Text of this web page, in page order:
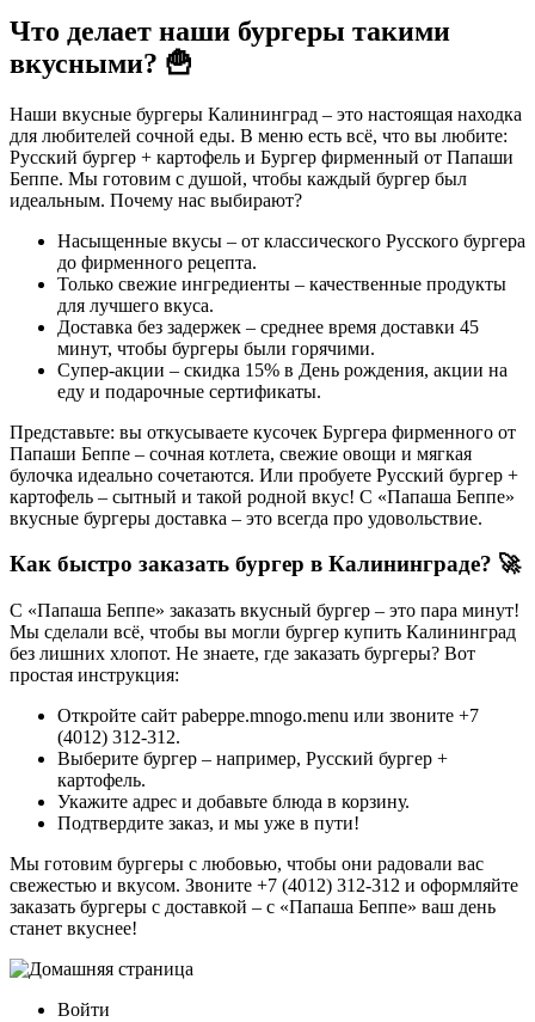
Что делает наши бургеры такими
вкусными? 🍟
Наши вкусные бургеры Калининград – это настоящая находка
для любителей сочной еды. В меню есть всё, что вы любите:
Русский бургер + картофель и Бургер фирменный от Папаши
Беппе. Мы готовим с душой, чтобы каждый бургер был
идеальным. Почему нас выбирают?
Насыщенные вкусы – от классического Русского бургера
до фирменного рецепта.
Только свежие ингредиенты – качественные продукты
для лучшего вкуса.
Доставка без задержек – среднее время доставки 45
минут, чтобы бургеры были горячими.
Супер-акции – скидка 15% в День рождения, акции на
еду и подарочные сертификаты.
Представьте: вы откусываете кусочек Бургера фирменного от
Папаши Беппе – сочная котлета, свежие овощи и мягкая
булочка идеально сочетаются. Или пробуете Русский бургер +
картофель – сытный и такой родной вкус! С «Папаша Беппе»
вкусные бургеры доставка – это всегда про удовольствие.
Как быстро заказать бургер в Калининграде? 🚀
С «Папаша Беппе» заказать вкусный бургер – это пара минут!
Мы сделали всё, чтобы вы могли бургер купить Калининград
без лишних хлопот. Не знаете, где заказать бургеры? Вот
простая инструкция:
Откройте сайт pabeppe.mnogo.menu или звоните +7
(4012) 312-312.
Выберите бургер – например, Русский бургер +
картофель.
Укажите адрес и добавьте блюда в корзину.
Подтвердите заказ, и мы уже в пути!
Мы готовим бургеры с любовью, чтобы они радовали вас
свежестью и вкусом. Звоните +7 (4012) 312-312 и оформляйте
заказать бургеры с доставкой – с «Папаша Беппе» ваш день
станет вкуснее!
Войти